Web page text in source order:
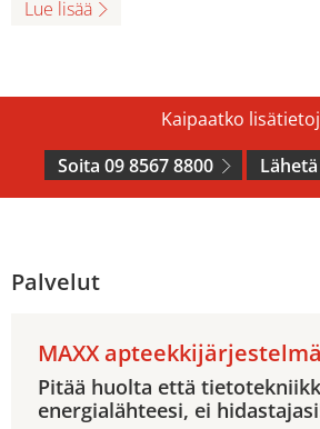
Lue lisää
Kaipaatko
Soita 09 8567 8800
Palvelut
MAXX apteekkijärjestelmä
Pitää huolta että
energialähteesi, ei